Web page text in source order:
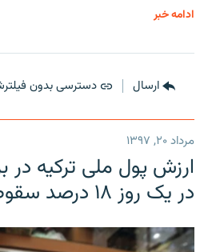
ادامه خبر
ارسال دسترسی بدون
مرداد ۲۰, ۱۳۹۷
ارزش پول ملی ترکیه در
در یک روز ۱۸ درصد سقوط کرد